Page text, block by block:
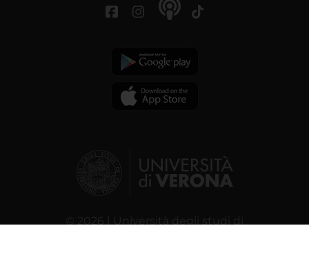
© 2026 | Università degli studi di